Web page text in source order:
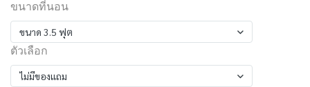
ขนาดที่นอน
ขนาด 3.5 ฟุต
ตัวเลือก
ไม่มีของแถม